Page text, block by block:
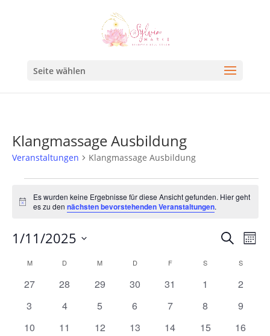
Seite wählen
Klangmassage Ausbildung
Veranstaltungen Klangmassage Ausbildung
Hinweis
Es wurden keine Ergebnisse für diese Ansicht gefunden. Hier geht
es zu dennächsten bevorstehenden Veranstaltungen.
Suche
und
Suche
1/11/2025
Kalender
von
Veranstaltungen
M D M D F S S
0
27
0
28
0
29
0
30
0
31
0
1
0
2
0
3
0
4
0
5
0
6
0
7
0
8
0
9
0
10
0
11
0
12
0
13
0
14
0
15
0
16